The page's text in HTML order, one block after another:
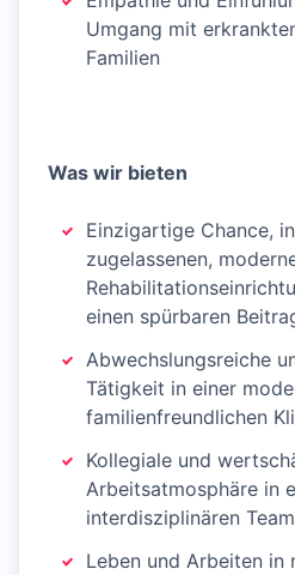
Umgang mit
Familien
Was wir bieten
Einzigartige Chance,
zugelassenen,
einen spürbaren
Abwechslungsreiche
Tätigkeit in einer
familienfreundlichen
Kollegiale und
Arbeitsatmosphäre in
interdisziplinären Team
Leben und Arbeiten in